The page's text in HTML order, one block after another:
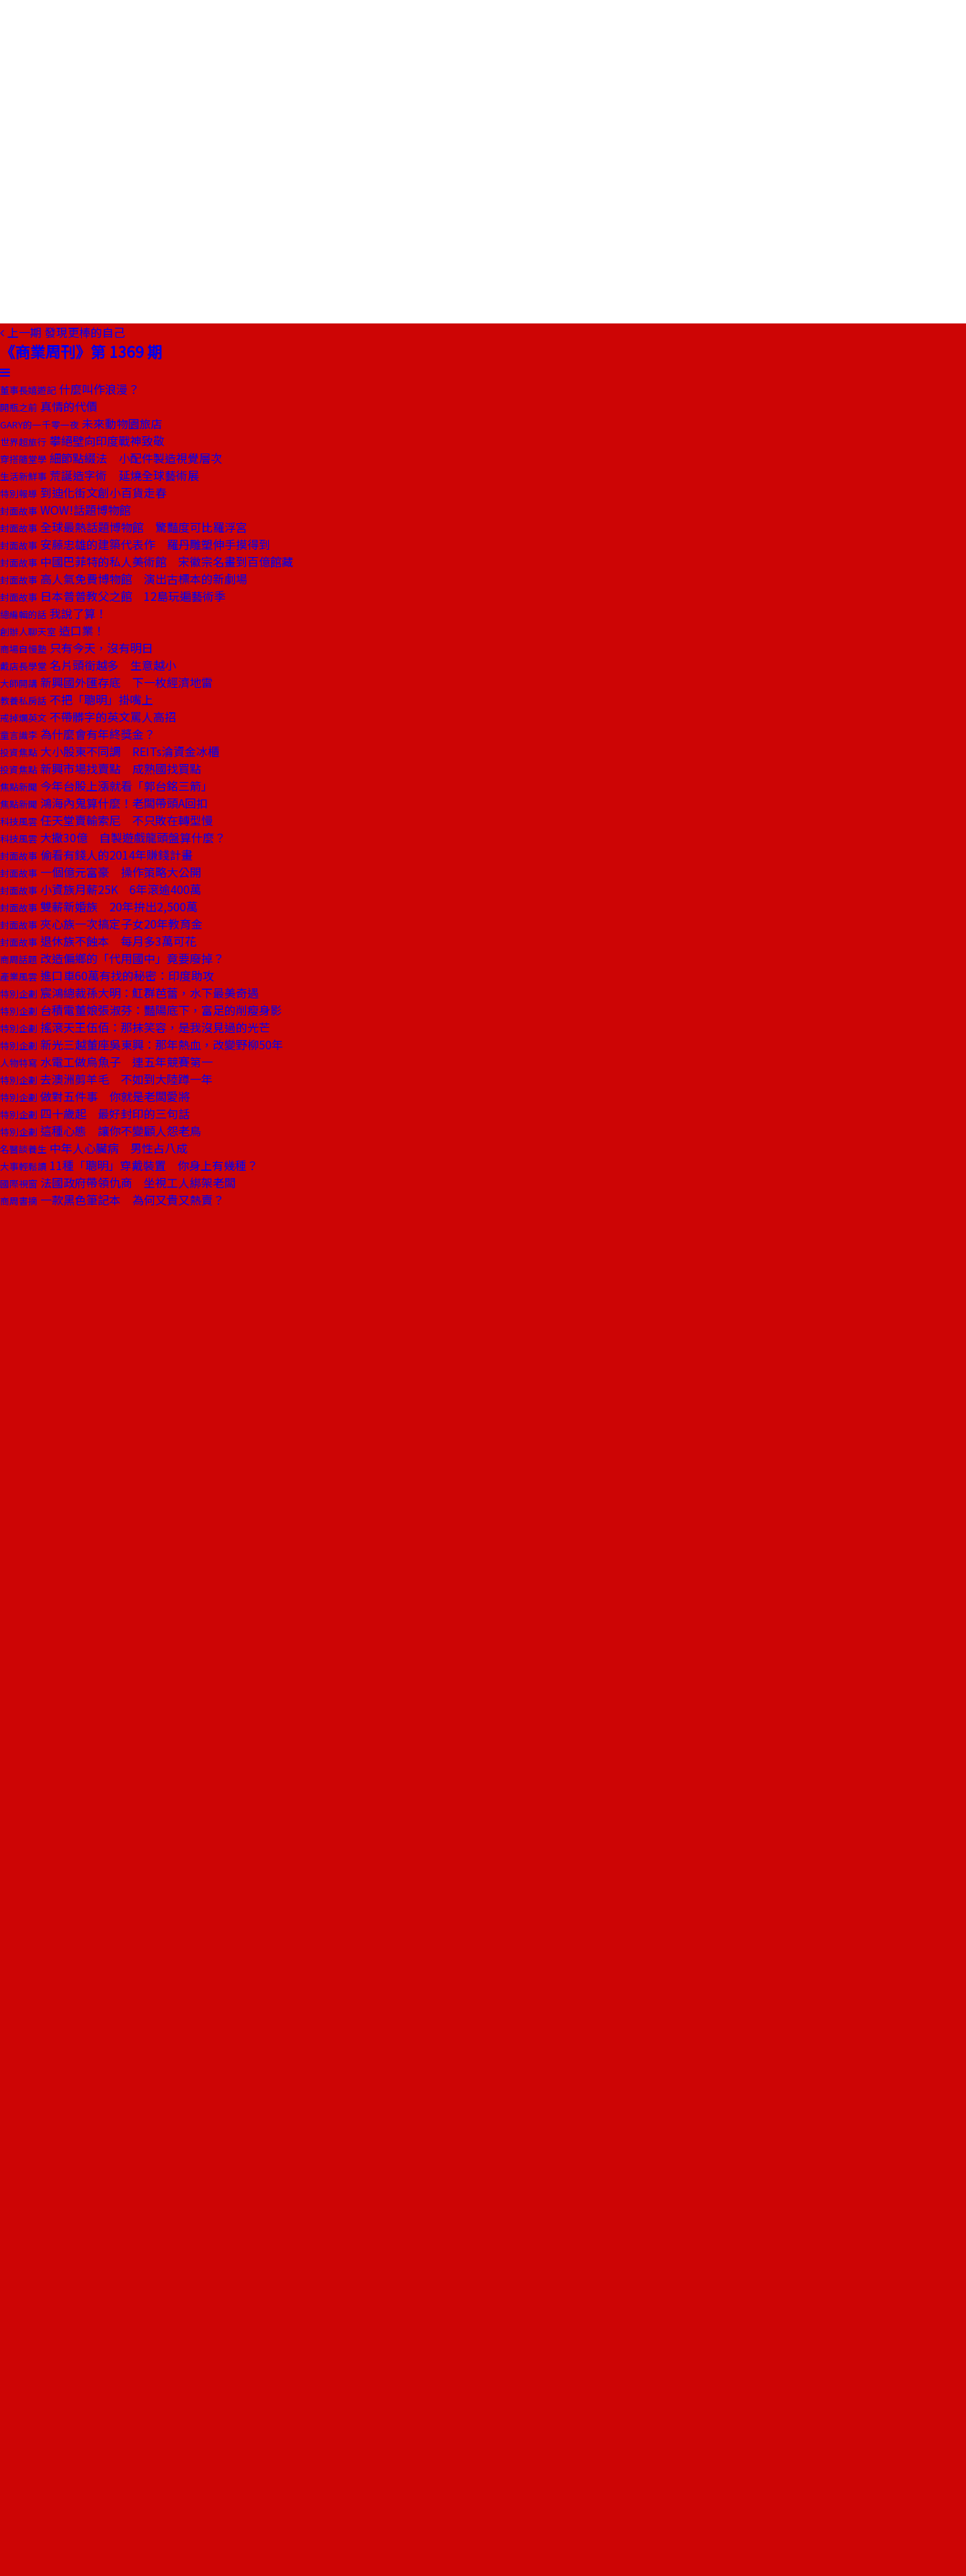
上一期 發現更棒的自己
《商業周刊》第 1369 期
董事長嬉遊記 什麼叫作浪漫？
開瓶之前 真情的代價
GARY的一千零一夜 未來動物園旅店
世界超旅行 攀絕壁向印度戰神致敬
穿搭隨堂學 細節點綴法 小配件製造視覺層次
生活新鮮事 荒誕造字術 延燒全球藝術展
特別報導 到迪化街文創小百貨走春
封面故事 WOW!話題博物館
封面故事 全球最熱話題博物館 驚豔度可比羅浮宮
封面故事 安藤忠雄的建築代表作 羅丹雕塑伸手摸得到
封面故事 中國巴菲特的私人美術館 宋徽宗名畫到百億館藏
封面故事 高人氣免費博物館 演出古標本的新劇場
封面故事 日本普普教父之館 12島玩遍藝術季
總編輯的話 我說了算！
創辦人聊天室 造口業！
商場自慢塾 只有今天，沒有明日
戴店長學堂 名片頭銜越多 生意越小
大師開講 新興國外匯存底 下一枚經濟地雷
教養私房話 不把「聰明」掛嘴上
戒掉爛英文 不帶髒字的英文罵人高招
童言識李 為什麼會有年終獎金？
投資焦點 大小股東不同調 REITs淪資金冰櫃
投資焦點 新興市場找賣點 成熟國找買點
焦點新聞 今年台股上漲就看「郭台銘三箭」
焦點新聞 鴻海內鬼算什麼！老闆帶頭A回扣
科技風雲 任天堂賣輸索尼 不只敗在轉型慢
科技風雲 大撒30億 自製遊戲龍頭盤算什麼？
封面故事 偷看有錢人的2014年賺錢計畫
封面故事 一個億元富豪 操作策略大公開
封面故事 小資族月薪25K 6年滾逾400萬
封面故事 雙薪新婚族 20年拚出2,500萬
封面故事 夾心族一次搞定子女20年教育金
封面故事 退休族不蝕本 每月多3萬可花
商周話題 改造偏鄉的「代用國中」竟要廢掉？
產業風雲 進口車60萬有找的秘密：印度助攻
特別企劃 宸鴻總裁孫大明：魟群芭蕾，水下最美奇遇
特別企劃 台積電董娘張淑芬：豔陽底下，富足的削瘦身影
特別企劃 搖滾天王伍佰：那抹笑容，是我沒見過的光芒
特別企劃 新光三越董座吳東興：那年熱血，改變野柳50年
人物特寫 水電工做烏魚子 連五年競賽第一
特別企劃 去澳洲剪羊毛 不如到大陸蹲一年
特別企劃 做對五件事 你就是老闆愛將
特別企劃 四十歲起 最好封印的三句話
特別企劃 這種心態 讓你不變顧人怨老鳥
名醫談養生 中年人心臟病 男性占八成
大事輕鬆讀 11種「聰明」穿戴裝置 你身上有幾種？
國際視窗 法國政府帶領仇商 坐視工人綁架老闆
商周書摘 一款黑色筆記本 為何又貴又熱賣？